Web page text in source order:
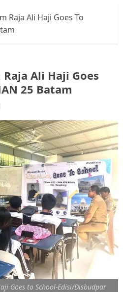
Raja Ali Haji Goes To
Ali Haji Goes
25 Batam
Goes to School-Edisi/Disbudpar